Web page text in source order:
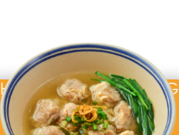
HOÀNH THÁNH KHÔNG